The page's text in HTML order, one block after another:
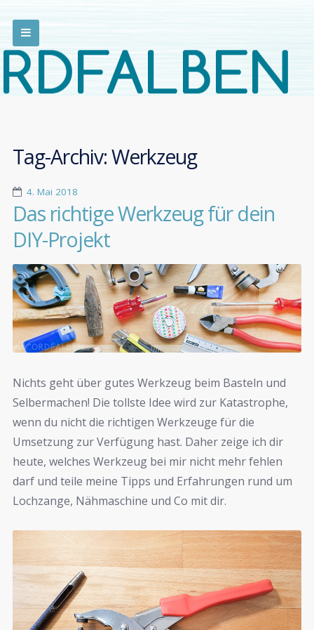
Tag-Archiv:Werkzeug
4. Mai 2018
Das richtige Werkzeug für dein
DIY-Projekt
Nichts geht über gutes Werkzeug beim Basteln und
Selbermachen! Die tollste Idee wird zur Katastrophe,
wenn du nicht die richtigen Werkzeuge für die
Umsetzung zur Verfügung hast. Daher zeige ich dir
heute, welches Werkzeug bei mir nicht mehr fehlen
darf und teile meine Tipps und Erfahrungen rund um
Lochzange, Nähmaschine und Co mit dir.